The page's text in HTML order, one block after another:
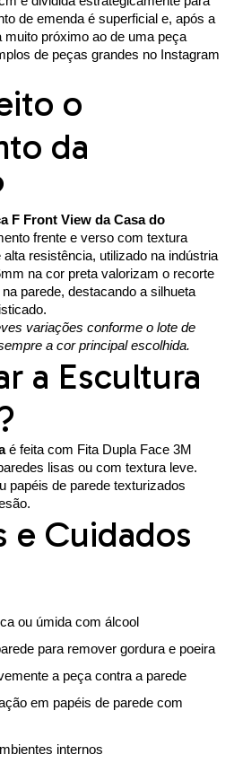
de emenda é superficial e, após a
muito próximo ao de uma peça
de peças grandes no Instagram
o
da
F Front View da Casa do
frente e verso com textura
resistência, utilizado na indústria
na cor preta valorizam o recorte
parede, destacando a silhueta
variações conforme o lote de
a cor principal escolhida.
a Escultura
é feita com Fita Dupla Face 3M
lisas ou com textura leve.
papéis de parede texturizados
e Cuidados
ou úmida com álcool
para remover gordura e poeira
a peça contra a parede
em papéis de parede com
internos